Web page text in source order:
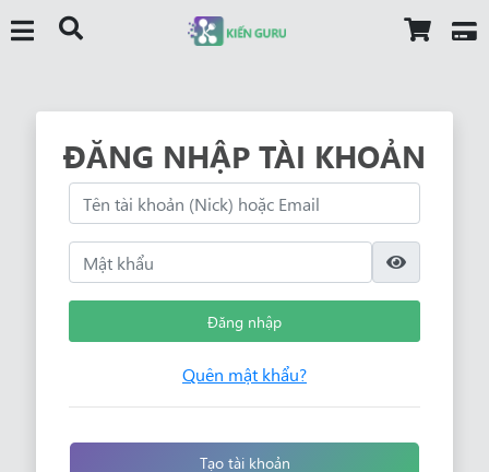
ĐĂNG NHẬP TÀI KHOẢN
Đăng nhập
Quên mật khẩu?
Tạo tài khoản